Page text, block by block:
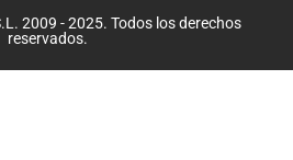
2009 - 2025. Todos los derechos
reservados.